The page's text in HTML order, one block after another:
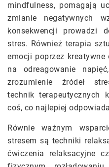
mindfulness, pomagają
zmianie negatywnych
konsekwencji prowadzi
stres. Również terapia
emocji poprzez
na odreagowanie
zrozumienie źródeł
technik terapeutycznych
coś, co najlepiej
Równie ważnym
stresem są techniki
ćwiczenia relaksacyjne